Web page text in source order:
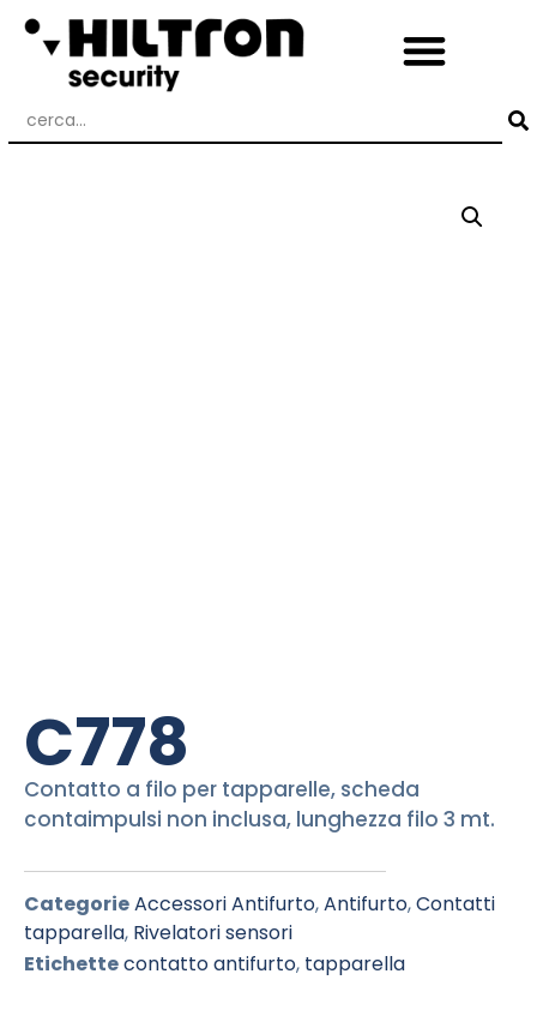
C778
Contatto a filo per tapparelle, scheda
contaimpulsi non inclusa, lunghezza filo 3 mt.
CategorieAccessori Antifurto,Antifurto,Contatti
tapparella, Rivelatori sensori
Etichettecontatto antifurto, tapparella